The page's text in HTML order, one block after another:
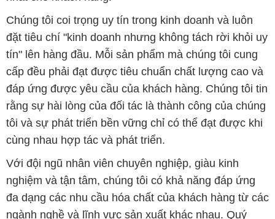
Chúng tôi coi trọng uy tín trong kinh doanh và luôn
đặt tiêu chí "kinh doanh nhưng không tách rời khỏi uy
tín" lên hàng đầu. Mỗi sản phẩm mà chúng tôi cung
cấp đều phải đạt được tiêu chuẩn chất lượng cao và
đáp ứng được yêu cầu của khách hàng. Chúng tôi tin
rằng sự hài lòng của đối tác là thành công của chúng
tôi và sự phát triển bền vững chỉ có thể đạt được khi
cùng nhau hợp tác và phát triển.
Với đội ngũ nhân viên chuyên nghiệp, giàu kinh
nghiệm và tận tâm, chúng tôi có khả năng đáp ứng
đa dạng các nhu cầu hóa chất của khách hàng từ các
ngành nghề và lĩnh vực sản xuất khác nhau. Quý